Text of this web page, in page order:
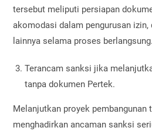
tersebut meliputi persiapan
akomodasi dalam pengurusan izin,
lainnya selama proses berlangsung.
Terancam sanksi jika
tanpa dokumen Pertek.
Melanjutkan proyek pembangunan
menghadirkan ancaman sanksi